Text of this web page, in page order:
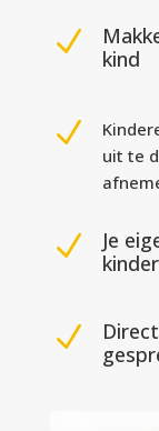
N
kind
N
uit te
N
Je
N